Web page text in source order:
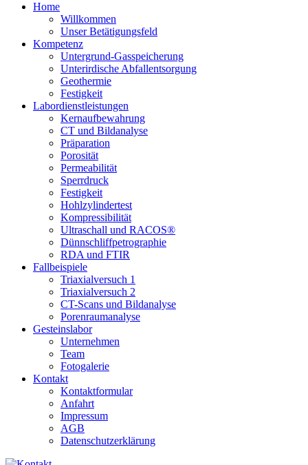
Home
Willkommen
Unser Betätigungsfeld
Kompetenz
Untergrund-Gasspeicherung
Unterirdische Abfallentsorgung
Geothermie
Festigkeit
Labordienstleistungen
Kernaufbewahrung
CT und Bildanalyse
Präparation
Porosität
Permeabilität
Sperrdruck
Festigkeit
Hohlzylindertest
Kompressibilität
Ultraschall und RACOS®
Dünnschliffpetrographie
RDA und FTIR
Fallbeispiele
Triaxialversuch 1
Triaxialversuch 2
CT-Scans und Bildanalyse
Porenraumanalyse
Gesteinslabor
Unternehmen
Team
Fotogalerie
Kontakt
Kontaktformular
Anfahrt
Impressum
AGB
Datenschutzerklärung